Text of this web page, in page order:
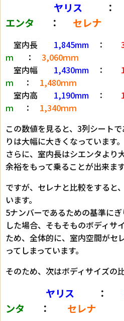
ヤリス ：
エンタ ： セレナ
室内長 1,845mm ：
ｍ
： 3,060ｍｍ
室内幅 1,430mm ：
ｍ
： 1,480ｍｍ
室内高 1,190mm ：
ｍ
： 1,340ｍｍ
この数値を見ると、3列シート
りは大幅に大きくなっています。
さらに、室内長はシエンタより
余裕をもって乗ることが出来ま
ですが、セレナと比較をすると
います。
5ナンバーであるための基準に
した場合、そもそものボディサ
ため、全体的に、室内空間がセ
ってしまっています。
そのため、次はボディサイズの
ヤリス ：
ンタ ： セレナ